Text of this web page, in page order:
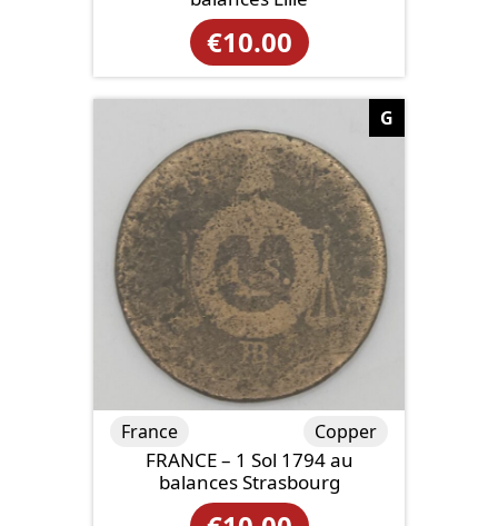
€10.00
G
FRANCE – 1 Sol 1794 au
balances Strasbourg
France Copper